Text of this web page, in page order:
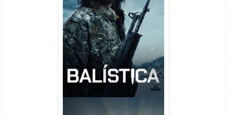
Balística Torrent (2025) WEB-
DL 1080p Dual Áudio